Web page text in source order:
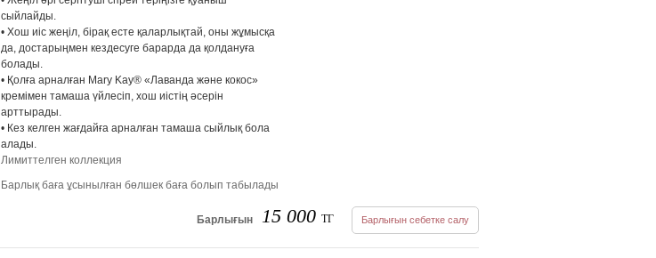
сыйлайды.
• Хош иіс жеңіл, бірақ есте қаларлықтай, оны жұмысқа
да, достарыңмен кездесуге барарда да қолдануға
болады.
• Қолға арналған Mary Kay® «Лаванда және кокос»
кремімен тамаша үйлесіп, хош иістің әсерін
арттырады.
• Кез келген жағдайға арналған тамаша сыйлық бола
алады.
Лимиттелген коллекция
Барлық баға ұсынылған бөлшек баға болып табылады
Барлығын 15 000 ТГ Барлығын себетке салу